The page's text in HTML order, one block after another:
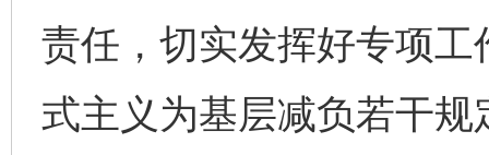
责任，切实发挥好专项
式主义为基层减负若干